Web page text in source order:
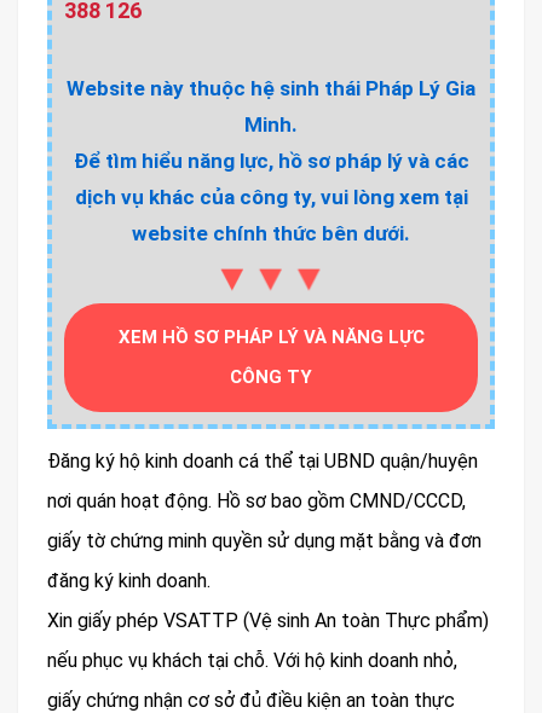
388 126
Website này thuộc hệ sinh thái Pháp Lý Gia
Minh.
Để tìm hiểu năng lực, hồ sơ pháp lý và các
dịch vụ khác của công ty, vui lòng xem tại
website chính thức bên dưới.
▼▼▼
XEM HỒ SƠ PHÁP LÝ VÀ NĂNG LỰC
CÔNG TY
Đăng ký hộ kinh doanh cá thể tại UBND quận/huyện
nơi quán hoạt động. Hồ sơ bao gồm CMND/CCCD,
giấy tờ chứng minh quyền sử dụng mặt bằng và đơn
đăng ký kinh doanh.
Xin giấy phép VSATTP (Vệ sinh An toàn Thực phẩm)
nếu phục vụ khách tại chỗ. Với hộ kinh doanh nhỏ,
giấy chứng nhận cơ sở đủ điều kiện an toàn thực